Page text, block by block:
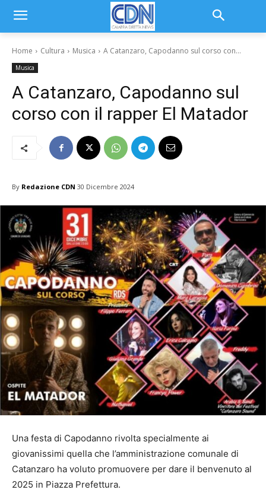
Home Cultura Musica A Catanzaro, Capodanno sul corso con...
Musica
A Catanzaro, Capodanno sul
corso con il rapper El Matador
By Redazione CDN 30 Dicembre 2024
Una festa di Capodanno rivolta specialmente ai
giovanissimi quella che l’amministrazione comunale di
Catanzaro ha voluto promuovere per dare il benvenuto al
2025 in Piazza Prefettura.